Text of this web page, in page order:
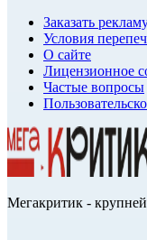
Заказать
Условия
О сайте
Лицензионное
Частые вопросы
Мегакритик -